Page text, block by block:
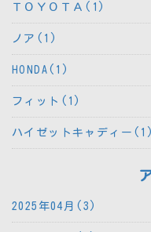
ＴＯＹＯＴＡ(1)
ノア(1)
HONDA(1)
フィット(1)
ハイゼットキャディー(1)
2025年04月(3)